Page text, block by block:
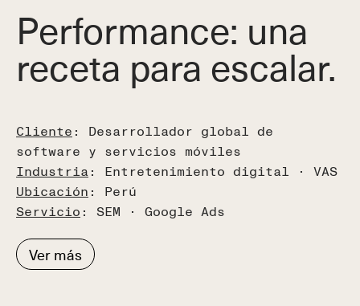
Performance: una
receta para escalar.
Cliente : Desarrollador global de
software y servicios móviles
Industria: Entretenimiento digital · VAS
Ubicación : Perú
Servicio : SEM · Google Ads
Ver más